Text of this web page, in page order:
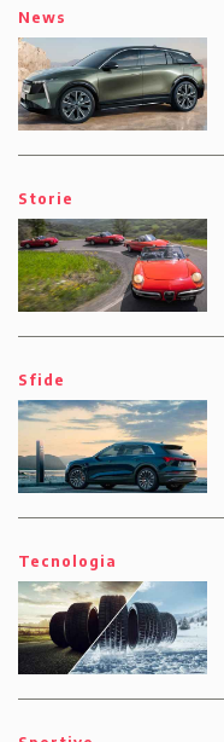
News
Storie
Sfide
Tecnologia